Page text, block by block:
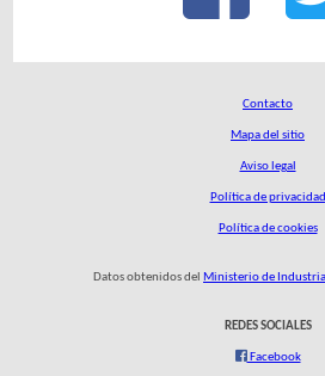
Contacto
Mapa del sitio
Aviso legal
Política de privacidad
Política de cookies
Datos obtenidos del Ministerio de
REDES SOCIALES
Facebook